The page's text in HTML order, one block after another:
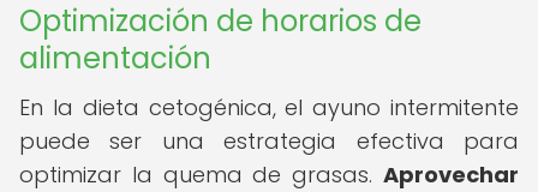
Optimización de horarios de
alimentación
En la dieta cetogénica, el ayuno intermitente
puede ser una estrategia efectiva para
optimizar la quema de grasas. Aprovechar